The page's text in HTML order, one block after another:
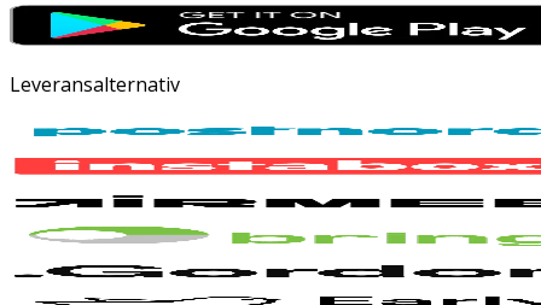
Leveransalternativ